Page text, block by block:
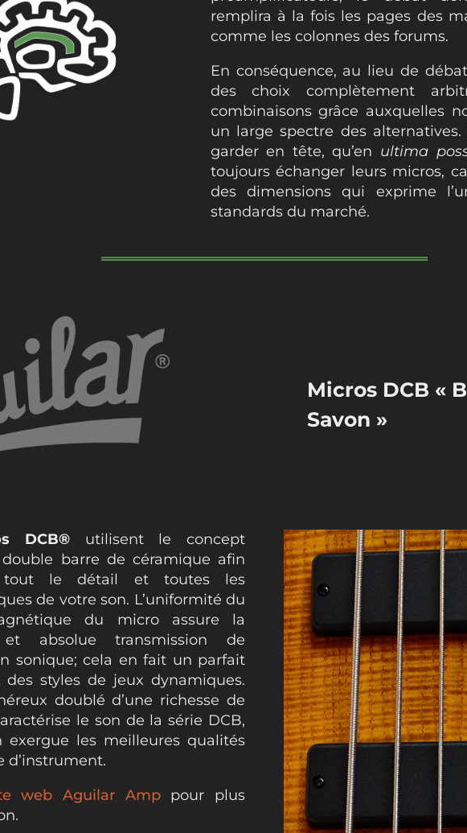
remplira à la fois les pages des
comme les colonnes des forums.
En conséquence, au lieu de
des choix complètement
combinaisons grâce auxquelles
un large spectre des
garder en tête, qu’en ultima
toujours échanger leurs micros,
des dimensions qui exprime
standards du marché.
Micros DCB «
Savon »
DCB®utilisent le concept
barre de céramique afin
le détail et toutes les
de votre son. L’uniformité du
du micro assure la
absolue transmission de
sonique; cela en fait un parfait
styles de jeux dynamiques.
doublé d’une richesse de
le son de la série DCB,
exergue les meilleures qualités
d’instrument.
web Aguilar Amppour plus